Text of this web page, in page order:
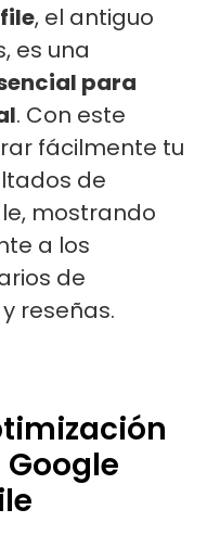
, el antiguo
es una
para
. Con este
fácilmente tu
de
mostrando
a los
de
reseñas.